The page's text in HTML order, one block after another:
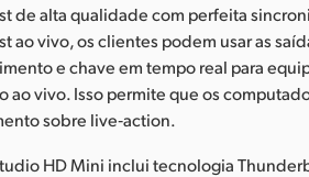
de alta qualidade com perfeita
ao vivo, os clientes podem usar as
e chave em tempo real para
ao vivo. Isso permite que os
sobre live‑action.
HD Mini inclui tecnologia